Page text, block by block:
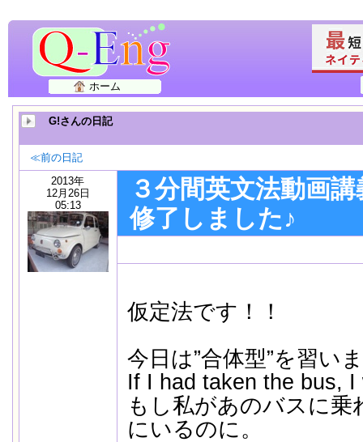
ホーム
G!さんの日記
≪前の日記
2013年
12月26日
05:13
３分間英文法動画
修了しました♪
仮定法です！！
今日は”合体型”を習い
If I had taken the bus,
もし私があのバスに
にいるのに。